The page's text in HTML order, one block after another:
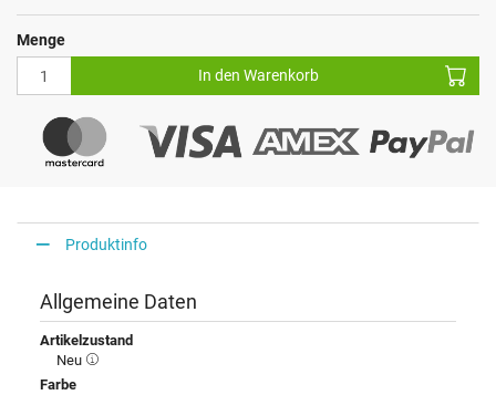
Menge
In den Warenkorb
Produktinfo
Allgemeine Daten
Artikelzustand
Neu
Farbe